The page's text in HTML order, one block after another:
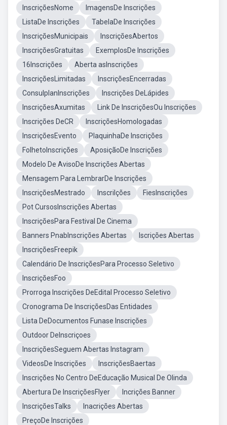
InscriçõesNome
ImagensDe Inscrições
ListaDe Inscrições
TabelaDe Inscrições
InscriçõesMunicipais
InscriçõesAbertos
InscriçõesGratuitas
ExemplosDe Inscrições
16Inscrições
Aberta asInscrições
InscriçõesLimitadas
InscriçõesEncerradas
ConsulplanInscrições
Inscrições DeLápides
InscriçõesAxumitas
Link De InscriçõesOu Inscrições
Inscrições DeCR
InscriçõesHomologadas
InscriçõesEvento
PlaquinhaDe Inscrições
FolhetoInscrições
AposiçãoDe Inscrições
Modelo De AvisoDe Inscrições Abertas
Mensagem Para LembrarDe Inscrições
InscriçõesMestrado
Inscrilções
FiesInscrições
Pot CursosInscrições Abertas
InscriçõesPara Festival De Cinema
Banners PnabInscrições Abertas
Iscrições Abertas
InscriçõesFreepik
Calendário De InscriçõesPara Processo Seletivo
InscriçõesFoo
Prorroga Inscrições DeEdital Processo Seletivo
Cronograma De InscriçõesDas Entidades
Lista DeDocumentos Funase Inscrições
Outdoor DeInscriçoes
InscriçõesSeguem Abertas Instagram
VideosDe Inscrições
InscriçõesBaertas
Inscrições No Centro DeEducação Musical De Olinda
Abertura De InscriçõesFlyer
Incrições Banner
InscriçõesTalks
Inacrições Abertas
PreçoDe Inscrições